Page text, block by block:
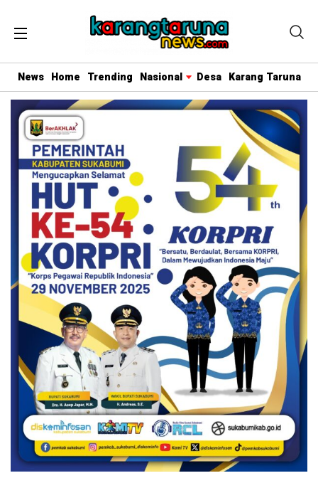
News Home Trending Nasional Desa Karang Taruna